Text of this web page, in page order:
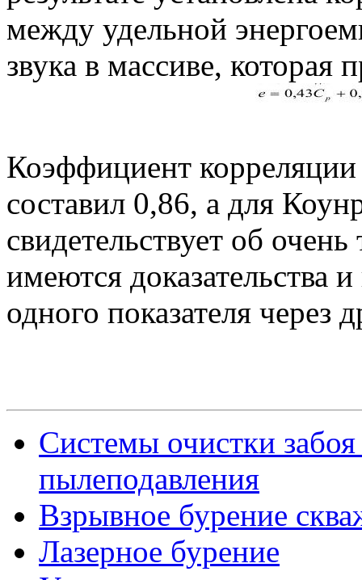
между удельной
звука в массиве, которая
Коэффициент
составил 0,86, а для
свидетельствует об
имеются доказательства
одного показателя через
Системы очистки
пылеподавления
Взрывное бурение
Лазерное бурение